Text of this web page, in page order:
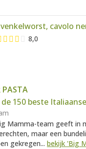
cavolo
8,0
PASTA
150 beste
Mamma-team geeft in
maar een
gekregen... bekijk 'Big